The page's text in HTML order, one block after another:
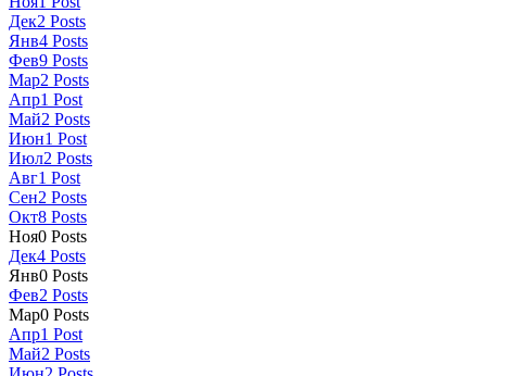
Дек2 Posts
Янв4 Posts
Фев9 Posts
Мар2 Posts
Апр1 Post
Май2 Posts
Июн1 Post
Июл2 Posts
Авг1 Post
Сен2 Posts
Окт8 Posts
Ноя0 Posts
Дек4 Posts
Янв0 Posts
Фев2 Posts
Мар0 Posts
Апр1 Post
Май2 Posts